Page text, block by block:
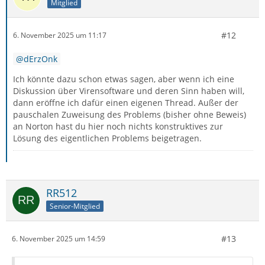
Mitglied
6. November 2025 um 11:17 #12
dErzOnk
Ich könnte dazu schon etwas sagen, aber wenn ich eine
Diskussion über Virensoftware und deren Sinn haben will,
dann eröffne ich dafür einen eigenen Thread. Außer der
pauschalen Zuweisung des Problems (bisher ohne Beweis)
an Norton hast du hier noch nichts konstruktives zur
Lösung des eigentlichen Problems beigetragen.
RR512
Senior-Mitglied
6. November 2025 um 14:59 #13